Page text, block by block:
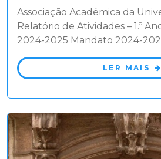
Associação Académica da
Relatório de Atividades – 1.º
2024-2025 Mandato 2024-
LER MAIS